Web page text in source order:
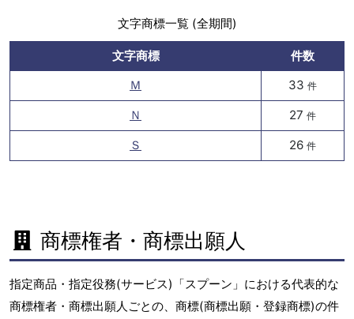
文字商標一覧 (全期間)
文字商標
件数
Ｍ
33 件
Ｎ 27 件
Ｓ 26 件
商標権者・商標出願人
指定商品・指定役務(サービス)「スプーン」における代表的な
商標権者・商標出願人ごとの、商標(商標出願・登録商標)の件